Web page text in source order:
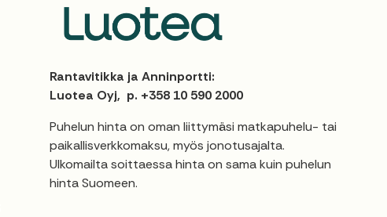
Rantavitikka ja Anninportti:
Luotea Oyj, p. +358 10 590 2000
Puhelun hinta on oman liittymäsi matkapuhelu- tai
paikallisverkkomaksu, myös jonotusajalta.
Ulkomailta soittaessa hinta on sama kuin puhelun
hinta Suomeen.